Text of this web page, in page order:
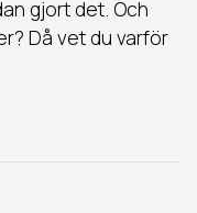
gjort det. Och
Då vet du varför